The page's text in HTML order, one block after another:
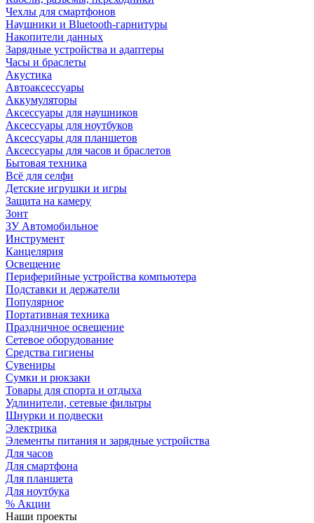
Чехлы для смартфонов
Наушники и Bluetooth-гарнитуры
Накопители данных
Зарядные устройства и адаптеры
Часы и браслеты
Акустика
Автоаксессуары
Аккумуляторы
Аксессуары для наушников
Аксессуары для ноутбуков
Аксессуары для планшетов
Аксессуары для часов и браслетов
Бытовая техника
Всё для селфи
Детские игрушки и игры
Защита на камеру
Зонт
ЗУ Автомобильное
Инструмент
Канцелярия
Освещение
Периферийные устройства компьютера
Подставки и держатели
Популярное
Портативная техника
Праздничное освещение
Сетевое оборудование
Средства гигиены
Сувениры
Сумки и рюкзаки
Товары для спорта и отдыха
Удлинители, сетевые фильтры
Шнурки и подвески
Электрика
Элементы питания и зарядные устройства
Для часов
Для смартфона
Для планшета
Для ноутбука
% Акции
Наши проекты